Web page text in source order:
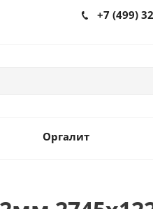
+7 (499)
Оргалит